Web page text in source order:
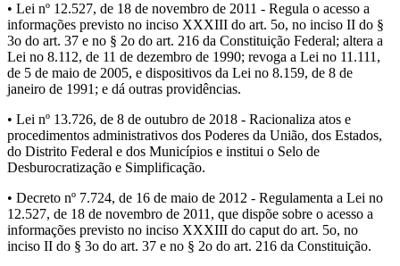
• Lei nº 12.527, de 18 de novembro de 2011 - Regula o acesso a
informações previsto no inciso XXXIII do art. 5o, no inciso II do §
3o do art. 37 e no § 2o do art. 216 da Constituição Federal; altera a
Lei no 8.112, de 11 de dezembro de 1990; revoga a Lei no 11.111,
de 5 de maio de 2005, e dispositivos da Lei no 8.159, de 8 de
janeiro de 1991; e dá outras providências.
• Lei nº 13.726, de 8 de outubro de 2018 - Racionaliza atos e
procedimentos administrativos dos Poderes da União, dos Estados,
do Distrito Federal e dos Municípios e institui o Selo de
Desburocratização e Simplificação.
• Decreto nº 7.724, de 16 de maio de 2012 - Regulamenta a Lei no
12.527, de 18 de novembro de 2011, que dispõe sobre o acesso a
informações previsto no inciso XXXIII do caput do art. 5o, no
inciso II do § 3o do art. 37 e no § 2o do art. 216 da Constituição.